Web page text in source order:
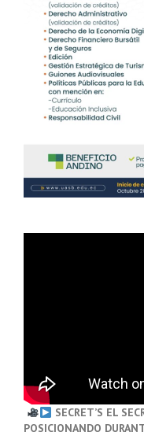
SECRET’S EL
POSICIONANDO